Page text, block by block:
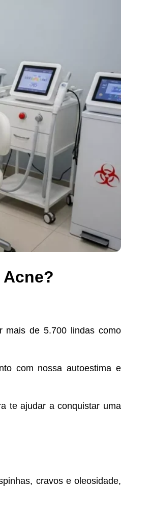
mais de 5.700 lindas como
com nossa autoestima e
te ajudar a conquistar uma
cravos e oleosidade,